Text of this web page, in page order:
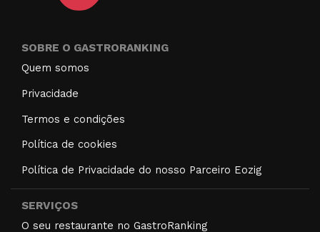
SOBRE O GASTRORANKING
Quem somos
Privacidade
Termos e condições
Política de cookies
Política de Privacidade do nosso Parceiro Eozig
SERVIÇOS
O seu restaurante no GastroRanking